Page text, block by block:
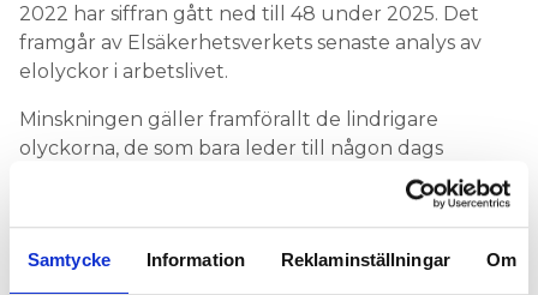
Samtycke Information Reklaminställningar Om
2022 har siffran gått ned till 48 under 2025. Det
framgår av Elsäkerhetsverkets senaste analys av
elolyckor i arbetslivet.
Minskningen gäller framförallt de lindrigare
olyckorna, de som bara leder till någon dags
frånvaro. Samtidigt har antalet yrkesverksamma
ökat, vilket då enligt myndigheten tydligt pekar
mot att säkerhetsnivån faktiskt förbättrats.
– Vi ser en fortsatt positiv utveckling i elbranschen.